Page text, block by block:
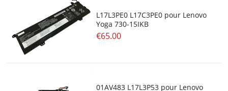
L17L3PE0 L17C3PE0 pour Lenovo
Yoga 730-15IKB
€65.00
01AV483 L17L3P53 pour Lenovo